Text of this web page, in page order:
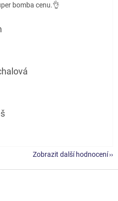
bomba cenu.👌
je 5 z 5 hvězdiček.
je 5 z 5 hvězdiček.
je 5 z 5 hvězdiček.
Zobrazit další hodnocení